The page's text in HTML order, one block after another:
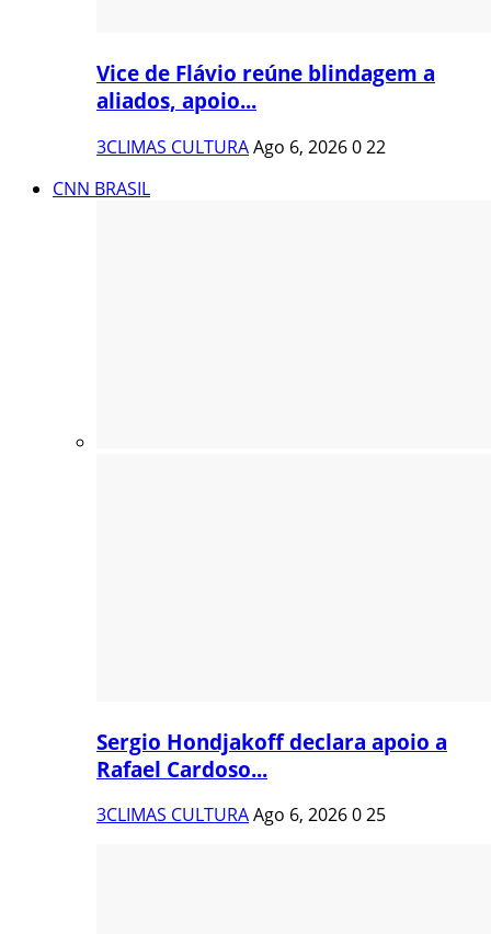
Vice de Flávio reúne blindagem a
aliados, apoio...
3CLIMAS CULTURAAgo 6, 2026022
CNN BRASIL
Sergio Hondjakoff declara apoio a
Rafael Cardoso...
3CLIMAS CULTURAAgo 6, 2026025